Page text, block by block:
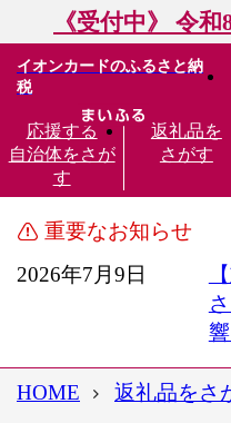
《受付中》 令
イオンカードのふるさと納
税
応援する
自治体をさが
す
返礼品を
さがす
重要なお知らせ
2026年7月9日
HOME 返礼品をさ